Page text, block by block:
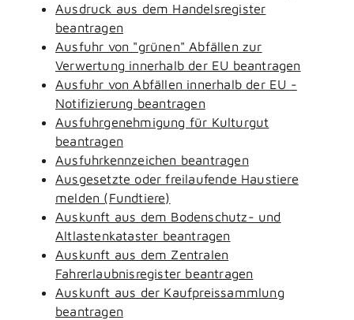
Ausdruck aus dem Handelsregister
beantragen
Ausfuhr von "grünen" Abfällen zur
Verwertung innerhalb der EU beantragen
Ausfuhr von Abfällen innerhalb der EU -
Notifizierung beantragen
Ausfuhrgenehmigung für Kulturgut
beantragen
Ausfuhrkennzeichen beantragen
Ausgesetzte oder freilaufende Haustiere
melden (Fundtiere)
Auskunft aus dem Bodenschutz- und
Altlastenkataster beantragen
Auskunft aus dem Zentralen
Fahrerlaubnisregister beantragen
Auskunft aus der Kaufpreissammlung
beantragen